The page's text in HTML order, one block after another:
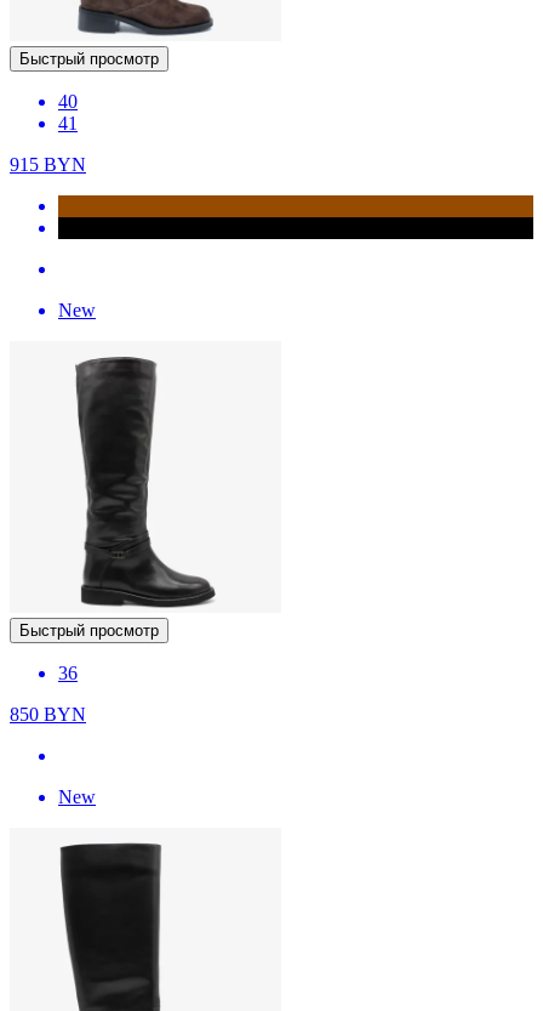
Быстрый просмотр
40
41
915 BYN
New
Быстрый просмотр
36
850 BYN
New